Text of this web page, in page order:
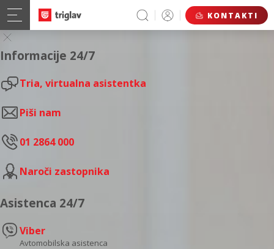
KONTAKTI
Informacije 24/7
Tria, virtualna asistentka
Piši nam
01 2864 000
Naroči zastopnika
Asistenca 24/7
Viber
Avtomobilska asistenca